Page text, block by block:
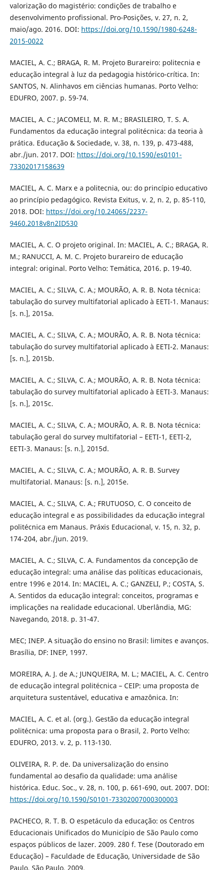
valorização do magistério: condições de trabalho e
desenvolvimento profissional. Pro-Posições, v. 27, n. 2,
maio/ago. 2016. DOI: https://doi.org/10.1590/1980-6248-
2015-0022
MACIEL, A. C.; BRAGA, R. M. Projeto Burareiro: politecnia e
educação integral à luz da pedagogia histórico-crítica. In:
SANTOS, N. Alinhavos em ciências humanas. Porto Velho:
EDUFRO, 2007. p. 59-74.
MACIEL, A. C.; JACOMELI, M. R. M.; BRASILEIRO, T. S. A.
Fundamentos da educação integral politécnica: da teoria à
prática. Educação & Sociedade, v. 38, n. 139, p. 473-488,
abr./jun. 2017. DOI: https://doi.org/10.1590/es0101-
73302017158639
MACIEL, A. C. Marx e a politecnia, ou: do princípio educativo
ao princípio pedagógico. Revista Exitus, v. 2, n. 2, p. 85-110,
2018. DOI: https://doi.org/10.24065/2237-
9460.2018v8n2ID530
MACIEL, A. C. O projeto original. In: MACIEL, A. C.; BRAGA, R.
M.; RANUCCI, A. M. C. Projeto burareiro de educação
integral: original. Porto Velho: Temática, 2016. p. 19-40.
MACIEL, A. C.; SILVA, C. A.; MOURÃO, A. R. B. Nota técnica:
tabulação do survey multifatorial aplicado à EETI-1. Manaus:
[s. n.], 2015a.
MACIEL, A. C.; SILVA, C. A.; MOURÃO, A. R. B. Nota técnica:
tabulação do survey multifatorial aplicado à EETI-2. Manaus:
[s. n.], 2015b.
MACIEL, A. C.; SILVA, C. A.; MOURÃO, A. R. B. Nota técnica:
tabulação do survey multifatorial aplicado à EETI-3. Manaus:
[s. n.], 2015c.
MACIEL, A. C.; SILVA, C. A.; MOURÃO, A. R. B. Nota técnica:
tabulação geral do survey multifatorial – EETI-1, EETI-2,
EETI-3. Manaus: [s. n.], 2015d.
MACIEL, A. C.; SILVA, C. A.; MOURÃO, A. R. B. Survey
multifatorial. Manaus: [s. n.], 2015e.
MACIEL, A. C.; SILVA, C. A.; FRUTUOSO, C. O conceito de
educação integral e as possibilidades da educação integral
politécnica em Manaus. Práxis Educacional, v. 15, n. 32, p.
174-204, abr./jun. 2019.
MACIEL, A. C.; SILVA, C. A. Fundamentos da concepção de
educação integral: uma análise das políticas educacionais,
entre 1996 e 2014. In: MACIEL, A. C.; GANZELI, P.; COSTA, S.
A. Sentidos da educação integral: conceitos, programas e
implicações na realidade educacional. Uberlândia, MG:
Navegando, 2018. p. 31-47.
MEC; INEP. A situação do ensino no Brasil: limites e avanços.
Brasília, DF: INEP, 1997.
MOREIRA, A. J. de A.; JUNQUEIRA, M. L.; MACIEL, A. C. Centro
de educação integral politécnica – CEIP: uma proposta de
arquitetura sustentável, educativa e amazônica. In:
MACIEL, A. C. et al. (org.). Gestão da educação integral
politécnica: uma proposta para o Brasil, 2. Porto Velho:
EDUFRO, 2013. v. 2, p. 113-130.
OLIVEIRA, R. P. de. Da universalização do ensino
fundamental ao desafio da qualidade: uma análise
histórica. Educ. Soc., v. 28, n. 100, p. 661-690, out. 2007. DOI:
https://doi.org/10.1590/S0101-73302007000300003
PACHECO, R. T. B. O espetáculo da educação: os Centros
Educacionais Unificados do Município de São Paulo como
espaços públicos de lazer. 2009. 280 f. Tese (Doutorado em
Educação) – Faculdade de Educação, Universidade de São
Paulo, São Paulo, 2009.